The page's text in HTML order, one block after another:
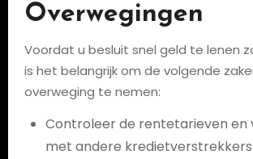
Overwegingen
Voordat u besluit snel geld te lenen
is het belangrijk om de volgende
overweging te nemen:
Controleer de rentetarieven en
met andere kredietverstrekkers.